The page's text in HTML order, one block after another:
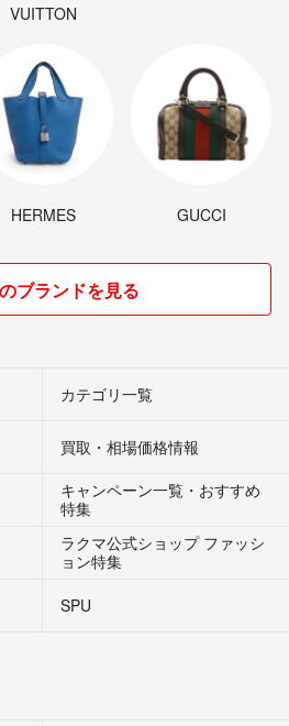
VUITTON
HERMES GUCCI
ブランドを見る
カテゴリ一覧
買取・相場価格情報
キャンペーン一覧・おすすめ
特集
ラクマ公式ショップ ファッシ
ョン特集
SPU